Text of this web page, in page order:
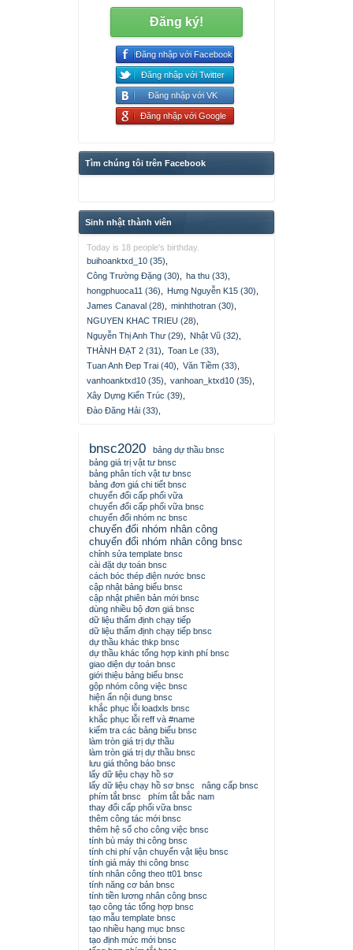
Đăng ký!
Đăng nhập với Facebook
Đăng nhập với Twitter
Đăng nhập với VK
Đăng nhập với Google
Tìm chúng tôi trên Facebook
Sinh nhật thành viên
Today is 18 people's birthday.
buihoanktxd_10 (35)
Công Trường Đặng (30)
ha thu (33)
hongphuoca11 (36)
Hưng Nguyễn K15 (30)
James Canaval (28)
minhthotran (30)
NGUYEN KHAC TRIEU (28)
Nguyễn Thị Anh Thư (29)
Nhật Vũ (32)
THÀNH ĐẠT 2 (31)
Toan Le (33)
Tuan Anh Đep Trai (40)
Văn Tiềm (33)
vanhoanktxd10 (35)
vanhoan_ktxd10 (35)
Xây Dựng Kiến Trúc (39)
Đào Đăng Hải (33)
bnsc2020
bảng dự thầu bnsc
bảng giá trị vật tư bnsc
bảng phân tích vật tư bnsc
bảng đơn giá chi tiết bnsc
chuyển đổi cấp phối vữa
chuyển đổi cấp phối vữa bnsc
chuyển đổi nhóm nc bnsc
chuyển đổi nhóm nhân công
chuyển đổi nhóm nhân công bnsc
chỉnh sửa template bnsc
cài đặt dự toán bnsc
cách bóc thép điện nước bnsc
cập nhật bảng biểu bnsc
cập nhật phiên bản mới bnsc
dùng nhiều bộ đơn giá bnsc
dữ liệu thẩm định chạy tiếp
dữ liệu thẩm định chạy tiếp bnsc
dự thầu khác thkp bnsc
dự thầu khác tổng hợp kinh phí bnsc
giao diện dự toán bnsc
giới thiệu bảng biểu bnsc
gộp nhóm công việc bnsc
hiện ẩn nội dung bnsc
khắc phục lỗi loadxls bnsc
khắc phục lỗi reff và #name
kiểm tra các bảng biểu bnsc
làm tròn giá trị dự thầu
làm tròn giá trị dự thầu bnsc
lưu giá thông báo bnsc
lấy dữ liệu chạy hồ sơ
lấy dữ liệu chạy hồ sơ bnsc
nâng cấp bnsc
phím tắt bnsc
phím tắt bắc nam
thay đổi cấp phối vữa bnsc
thêm công tác mới bnsc
thêm hệ số cho công việc bnsc
tính bù máy thi công bnsc
tính chi phí vận chuyển vật liệu bnsc
tính giá máy thi công bnsc
tính nhân công theo tt01 bnsc
tính năng cơ bản bnsc
tính tiền lương nhân công bnsc
tạo công tác tổng hợp bnsc
tạo mẫu template bnsc
tạo nhiều hạng mục bnsc
tạo định mức mới bnsc